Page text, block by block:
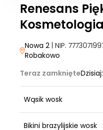
Renesans
Nowa 2| NIP:
Robakowo
Teraz zamknięteDzisiaj:
Wąsik wosk
Bikini brazylijskie wosk